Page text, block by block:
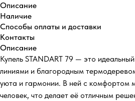
Описание
Наличие
Способы оплаты и доставки
Контакты
Описание
Купель STANDART 79 — это
линиями и благородным
уюта и гармонии. В ней с комфортом
человек, что делает её отличным